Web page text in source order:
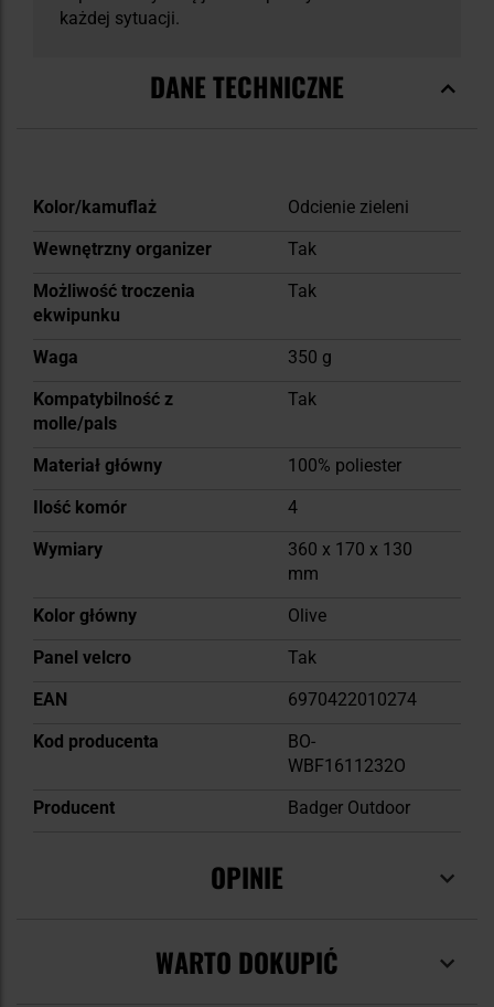
każdej sytuacji.
DANE TECHNICZNE
Więcej
Kolor/kamuflaż
Odcienie zieleni
Wewnętrzny organizer
Tak
Możliwość troczenia
ekwipunku
Tak
Waga
350 g
Kompatybilność z
molle/pals
Tak
Materiał główny
100% poliester
Ilość komór
4
Wymiary
360 x 170 x 130
mm
Kolor główny
Olive
Panel velcro
Tak
EAN
6970422010274
Kod producenta
BO-
WBF1611232O
Producent
Badger Outdoor
OPINIE
WARTO DOKUPIĆ